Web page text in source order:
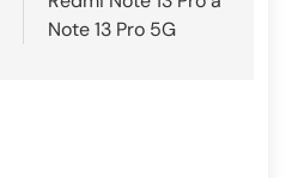
Note 13 Pro 5G